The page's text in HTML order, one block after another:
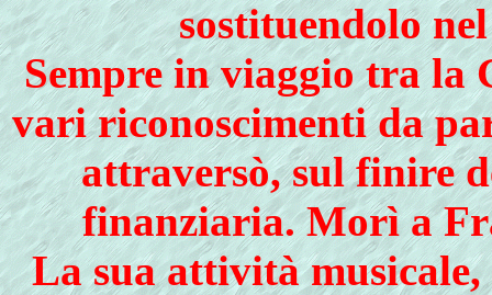
sostituendolo
Sempre in viaggio tra la
vari riconoscimenti da
attraversò, sul finire
finanziaria. Morì a
La sua attività